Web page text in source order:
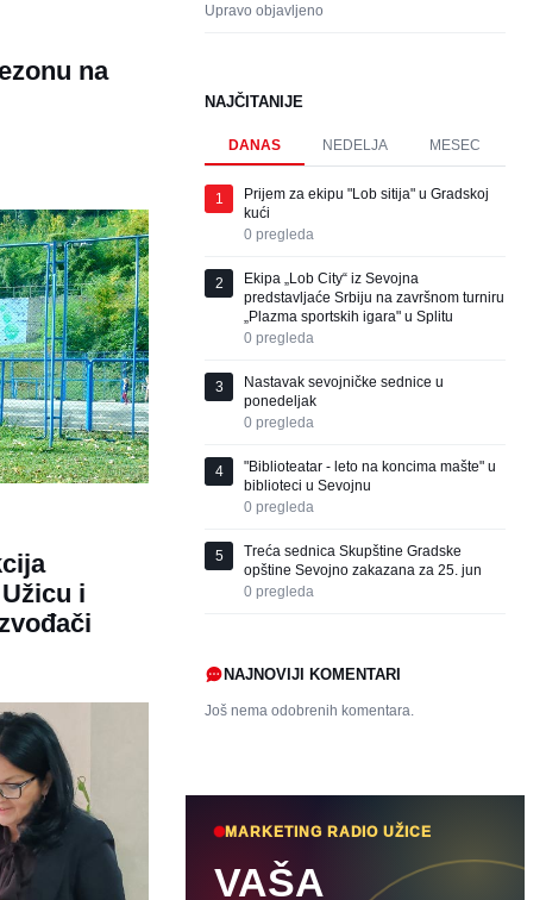
na
i
Upravo objavljeno
NAJČITANIJE
DANAS NEDELJA MESEC
1
Prijem za ekipu "Lob sitija" u Gradskoj
kući
0 pregleda
2
Ekipa „Lob City“ iz Sevojna
predstavljaće Srbiju na završnom turniru
„Plazma sportskih igara" u Splitu
0 pregleda
3
Nastavak sevojničke sednice u
ponedeljak
0 pregleda
4
"Biblioteatar - leto na koncima mašte" u
biblioteci u Sevojnu
0 pregleda
5
Treća sednica Skupštine Gradske
opštine Sevojno zakazana za 25. jun
0 pregleda
NAJNOVIJI KOMENTARI
Još nema odobrenih komentara.
MARKETING RADIO UŽICE
VAŠA